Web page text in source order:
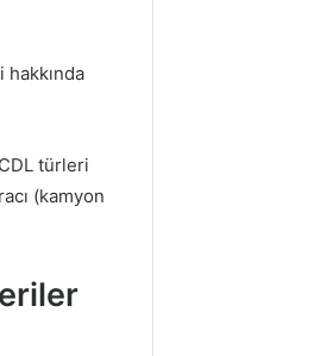
türleri
(kamyon